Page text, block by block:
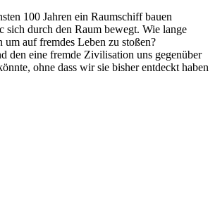
100 Jahren ein Raumschiff bauen
sich durch den Raum bewegt. Wie lange
auf fremdes Leben zu stoßen?
den eine fremde Zivilisation uns gegenüber
ohne dass wir sie bisher entdeckt haben